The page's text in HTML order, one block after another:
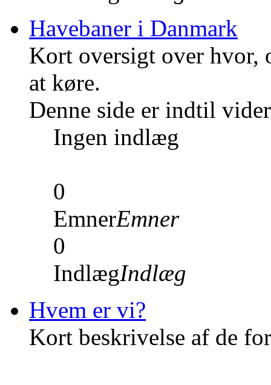
Havebaner i Danmark
Kort oversigt over hvor,
at køre.
Denne side er indtil
Ingen indlæg
0
EmnerEmner
0
IndlægIndlæg
Hvem er vi?
Kort beskrivelse af de